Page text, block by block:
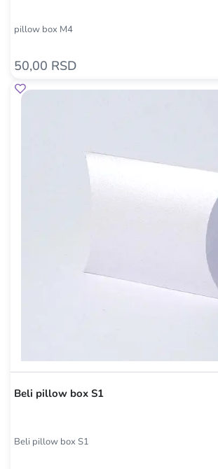
pillow box M4
50,00 RSD
Beli pillow box S1
Beli pillow box S1